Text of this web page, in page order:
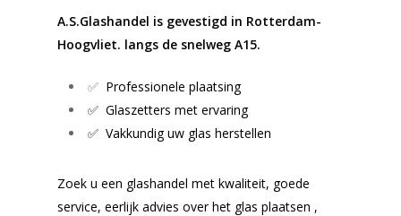
A.S.Glashandel is gevestigd in Rotterdam-
Hoogvliet. langs de snelweg A15.
✅ Professionele plaatsing
✅ Glaszetters met ervaring
✅ Vakkundig uw glas herstellen
Zoek u een glashandel met kwaliteit, goede
service, eerlijk advies over het glas plaatsen ,